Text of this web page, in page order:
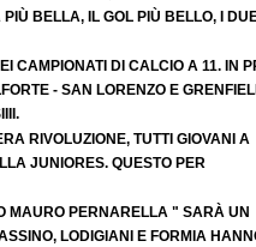
BELLA, IL GOL PIÙ BELLO, I
CAMPIONATI DI CALCIO A 11. IN
- SAN LORENZO E
RIVOLUZIONE, TUTTI GIOVANI A
JUNIORES. QUESTO PER
MAURO PERNARELLA " SARÀ UN
LODIGIANI E FORMIA